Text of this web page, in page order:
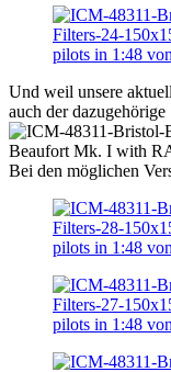
Und weil unsere
auch der
Bei den möglichen